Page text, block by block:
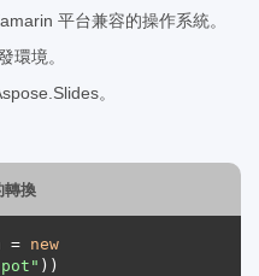
平台兼容的操作系統。
環境。
。
轉換
= new